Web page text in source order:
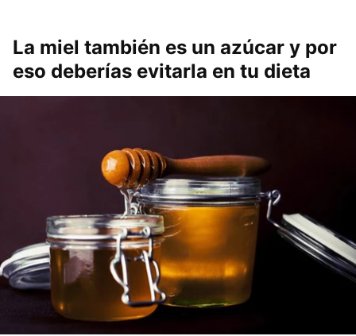
La miel también es un azúcar y por
eso deberías evitarla en tu dieta